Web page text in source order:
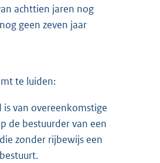
achttien jaren nog
geen zeven jaar
te luiden:
is van overeenkomstige
de bestuurder van een
zonder rijbewijs een